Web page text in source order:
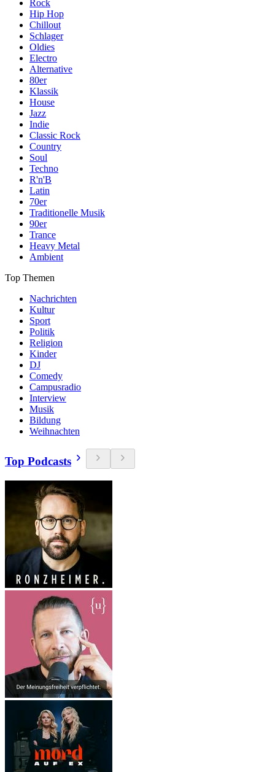
Rock
Hip Hop
Chillout
Schlager
Oldies
Electro
Alternative
80er
Klassik
House
Jazz
Indie
Classic Rock
Country
Soul
Techno
R'n'B
Latin
70er
Traditionelle Musik
90er
Trance
Heavy Metal
Ambient
Top Themen
Nachrichten
Kultur
Sport
Politik
Religion
Kinder
DJ
Comedy
Campusradio
Interview
Musik
Bildung
Weihnachten
Top Podcasts